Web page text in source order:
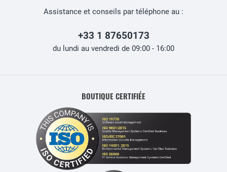
Assistance et conseils par téléphone au :
+33 1 87650173
du lundi au vendredi de 09:00 - 16:00
BOUTIQUE CERTIFIÉE